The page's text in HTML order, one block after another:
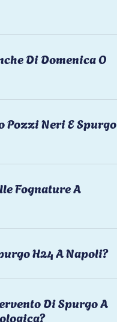
Di Domenica O
Pozzi Neri E Spurgo
Fognature A
H24 A Napoli?
Di Spurgo A